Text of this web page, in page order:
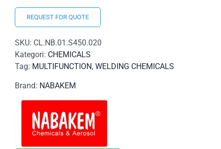
REQUEST FOR QUOTE
SKU: CL.NB.01.S450.020
Kategori: CHEMICALS
Tag: MULTIFUNCTION, WELDING CHEMICALS
Brand: NABAKEM